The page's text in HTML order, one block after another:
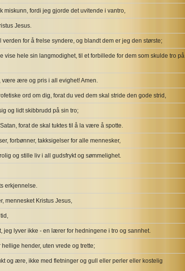
miskunn, fordi jeg gjorde det uvitende i vantro,
Jesus.
for å frelse syndere, og blandt dem er jeg den største;
vise hele sin langmodighet, til et forbillede for dem som skulde tro på
være ære og pris i all evighet! Amen.
ord om dig, forat du ved dem skal stride den gode strid,
og lidt skibbrudd på sin tro;
forat de skal tuktes til å la være å spotte.
forbønner, takksigelser for alle mennesker,
og stille liv i all gudsfrykt og sømmelighet.
erkjennelse.
mennesket Kristus Jesus,
jeg lyver ikke - en lærer for hedningene i tro og sannhet.
hender, uten vrede og trette;
og ære, ikke med fletninger og gull eller perler eller kostelig